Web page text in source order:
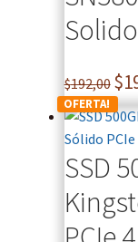
Solido
$192,00 $
OFERTA!
SSD